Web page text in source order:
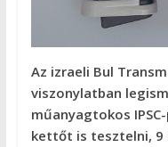
Az izraeli Bul
viszonylatban
műanyagtokos
kettőt is tesztelni, 9